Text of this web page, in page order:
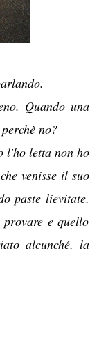
Quando una
no?
l'ho letta non ho
venisse il suo
paste lievitate,
e quello
alcunché, la